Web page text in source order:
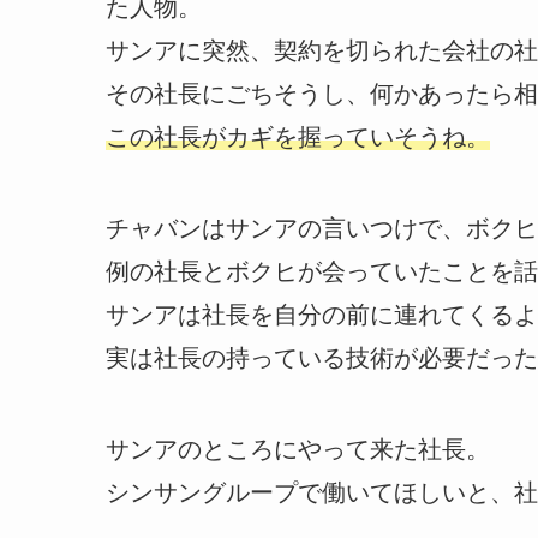
た人物。
サンアに突然、契約を切られた会社の
その社長にごちそうし、何かあったら
この社長がカギを握っていそうね。
チャバンはサンアの言いつけで、ボク
例の社長とボクヒが会っていたことを
サンアは社長を自分の前に連れてくる
実は社長の持っている技術が必要だっ
サンアのところにやって来た社長。
シンサングループで働いてほしいと、